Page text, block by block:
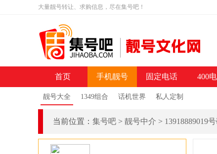
大量靓号转让、求购信息，尽在集号吧！
首页 手机靓号
靓号大全 1349组合 话机世界 私人定制
固定电话 400
当前位置： 集号吧 > 靓号中介 > 13918889019